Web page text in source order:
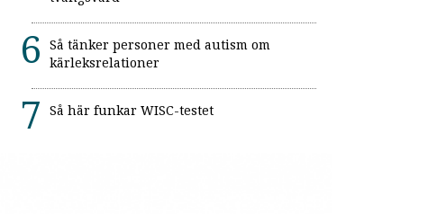
Så tänker personer med autism om
kärleksrelationer
Så här funkar WISC-testet